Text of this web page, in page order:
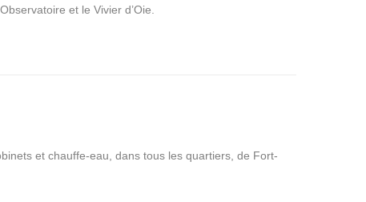
Observatoire et le Vivier d’Oie.
et chauffe-eau, dans tous les quartiers, de Fort-